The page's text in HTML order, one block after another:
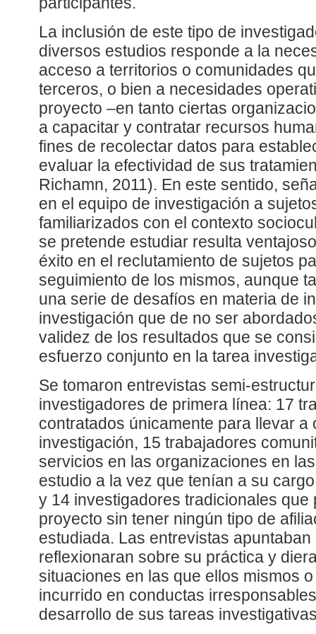
La inclusión de este tipo de
diversos estudios responde a la
acceso a territorios o comunidades
terceros, o bien a necesidades
proyecto –en tanto ciertas
a capacitar y contratar recursos
fines de recolectar datos para
evaluar la efectividad de sus
Richamn, 2011). En este sentido,
en el equipo de investigación a
familiarizados con el contexto
se pretende estudiar resulta
éxito en el reclutamiento de sujetos
seguimiento de los mismos, aunque
una serie de desafíos en materia de
investigación que de no ser
validez de los resultados que se
esfuerzo conjunto en la tarea
Se tomaron entrevistas semi-
investigadores de primera línea: 17
contratados únicamente para llevar a
investigación, 15 trabajadores
servicios en las organizaciones en
estudio a la vez que tenían a su
y 14 investigadores tradicionales que
proyecto sin tener ningún tipo de
estudiada. Las entrevistas
reflexionaran sobre su práctica y
situaciones en las que ellos mismos
incurrido en conductas
desarrollo de sus tareas